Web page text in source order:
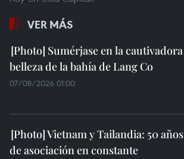
VER MÁS
Sumérjase en la cautivadora
belleza de la bahía de Lang Co
07/08/2026 01:00
Vietnam y Tailandia: 50 años
de asociación en constante